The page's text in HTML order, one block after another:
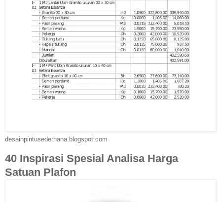
desainpintusederhana.blogspot.com
40 Inspirasi Spesial Analisa Harga
Satuan Plafon